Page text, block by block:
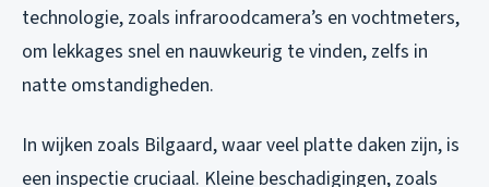
technologie, zoals infraroodcamera’s en vochtmeters,
om lekkages snel en nauwkeurig te vinden, zelfs in
natte omstandigheden.
In wijken zoals Bilgaard, waar veel platte daken zijn, is
een inspectie cruciaal. Kleine beschadigingen, zoals